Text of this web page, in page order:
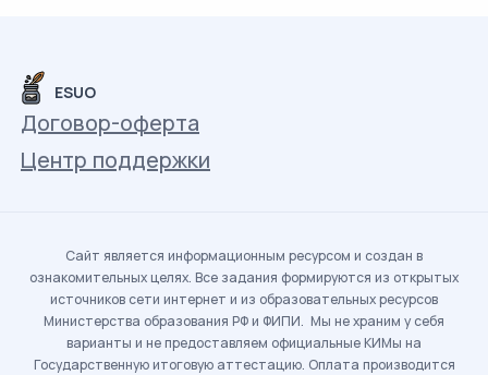
ESUO
Договор-оферта
Центр поддержки
Сайт является информационным ресурсом и создан в
ознакомительных целях. Все задания формируются из открытых
источников сети интернет и из образовательных ресурсов
Министерства образования РФ и ФИПИ. Мы не храним у себя
варианты и не предоставляем официальные КИМы на
Государственную итоговую аттестацию. Оплата производится